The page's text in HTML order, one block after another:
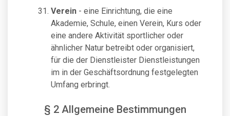
Verein - eine Einrichtung, die eine
Akademie, Schule, einen Verein, Kurs oder
eine andere Aktivität sportlicher oder
ähnlicher Natur betreibt oder organisiert,
für die der Dienstleister Dienstleistungen
im in der Geschäftsordnung festgelegten
Umfang erbringt.
§ 2 Allgemeine Bestimmungen